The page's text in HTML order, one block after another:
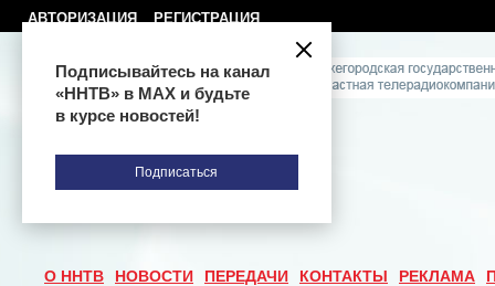
АВТОРИЗАЦИЯ РЕГИСТРАЦИЯ
О ННТВ НОВОСТИ ПЕРЕДАЧИ КОНТАКТЫ РЕКЛАМА
Подписывайтесь на канал
«ННТВ» в МАХ и будьте
в курсе новостей!
Подписаться